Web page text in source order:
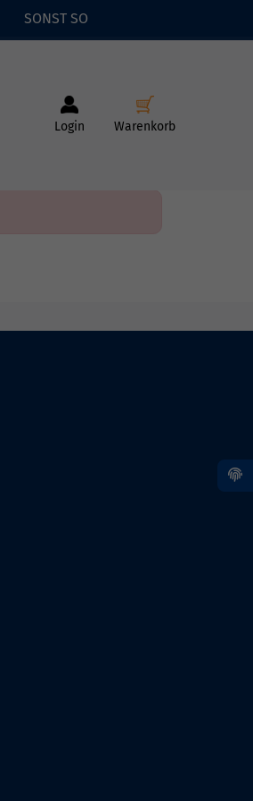
SONST SO
Login Warenkorb